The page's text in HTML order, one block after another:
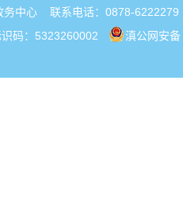
务中心 联系电话：0878-6222279
识码：5323260002 滇公网安